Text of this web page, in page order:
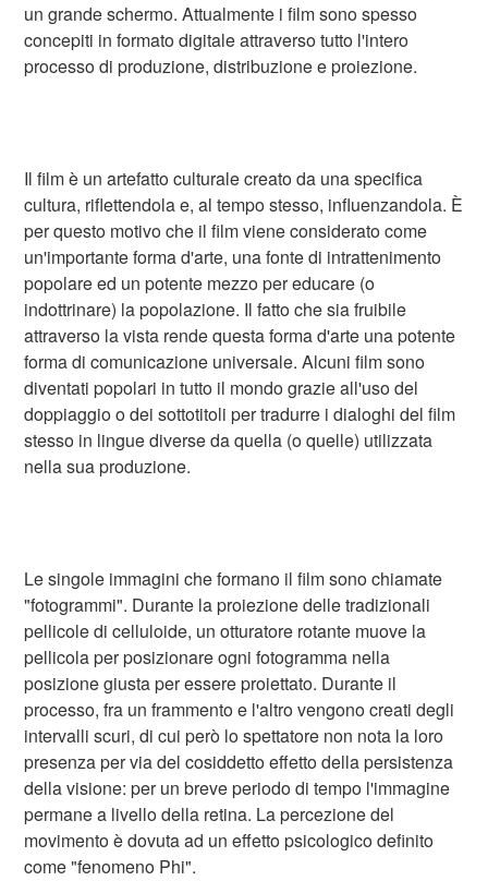
un grande schermo. Attualmente i film sono spesso
concepiti in formato digitale attraverso tutto l'intero
processo di produzione, distribuzione e proiezione.
Il film è un artefatto culturale creato da una specifica
cultura, riflettendola e, al tempo stesso, influenzandola. È
per questo motivo che il film viene considerato come
un'importante forma d'arte, una fonte di intrattenimento
popolare ed un potente mezzo per educare (o
indottrinare) la popolazione. Il fatto che sia fruibile
attraverso la vista rende questa forma d'arte una potente
forma di comunicazione universale. Alcuni film sono
diventati popolari in tutto il mondo grazie all'uso del
doppiaggio o dei sottotitoli per tradurre i dialoghi del film
stesso in lingue diverse da quella (o quelle) utilizzata
nella sua produzione.
Le singole immagini che formano il film sono chiamate
"fotogrammi". Durante la proiezione delle tradizionali
pellicole di celluloide, un otturatore rotante muove la
pellicola per posizionare ogni fotogramma nella
posizione giusta per essere proiettato. Durante il
processo, fra un frammento e l'altro vengono creati degli
intervalli scuri, di cui però lo spettatore non nota la loro
presenza per via del cosiddetto effetto della persistenza
della visione: per un breve periodo di tempo l'immagine
permane a livello della retina. La percezione del
movimento è dovuta ad un effetto psicologico definito
come "fenomeno Phi".